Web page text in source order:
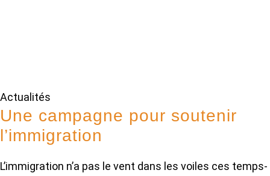
Actualités
Une campagne pour soutenir
l’immigration
L’immigration n’a pas le vent dans les voiles ces temps-